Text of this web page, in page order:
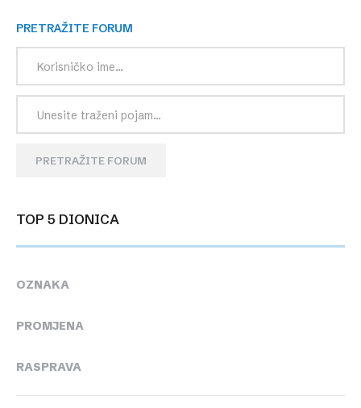
PRETRAŽITE FORUM
PRETRAŽITE FORUM
TOP 5 DIONICA
OZNAKA
PROMJENA
RASPRAVA